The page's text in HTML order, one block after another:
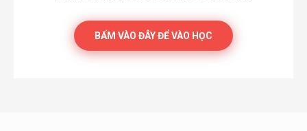
BẤM VÀO ĐÂY ĐỂ VÀO HỌC